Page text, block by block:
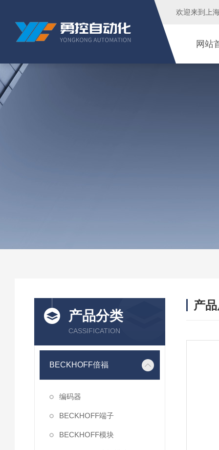
欢迎来到 上
网站
产品分类
CASSIFICATION
BECKHOFF倍福
编码器
BECKHOFF端子
BECKHOFF模块
产